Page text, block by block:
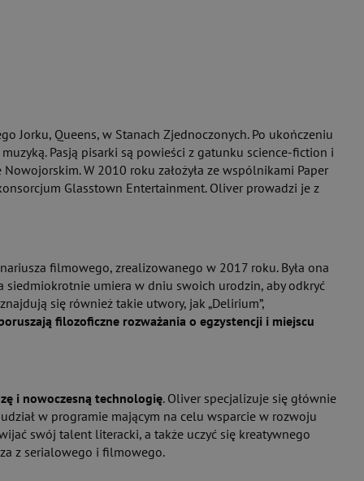
Jorku, Queens, w Stanach Zjednoczonych. Po ukończeniu
Pasją pisarki są powieści z gatunku science-fiction i
W 2010 roku założyła ze wspólnikami Paper
Glasstown Entertainment. Oliver prowadzi je z
filmowego, zrealizowanego w 2017 roku. Była ona
siedmiokrotnie umiera w dniu swoich urodzin, aby odkryć
się również takie utwory, jak „Delirium”,
filozoficzne rozważania o egzystencji i miejscu
i nowoczesną technologię. Oliver specjalizuje się głównie
w programie mającym na celu wsparcie w rozwoju
swój talent literacki, a także uczyć się kreatywnego
z serialowego i filmowego.